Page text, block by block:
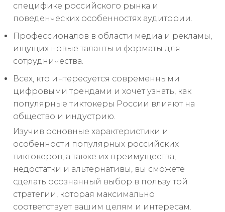
специфике российского рынка и
поведенческих особенностях аудитории.
Профессионалов в области медиа и рекламы,
ищущих новые таланты и форматы для
сотрудничества.
Всех, кто интересуется современными
цифровыми трендами и хочет узнать, как
популярные тиктокеры России влияют на
общество и индустрию.
Изучив основные характеристики и
особенности популярных российских
тиктокеров, а также их преимущества,
недостатки и альтернативы, вы сможете
сделать осознанный выбор в пользу той
стратегии, которая максимально
соответствует вашим целям и интересам.